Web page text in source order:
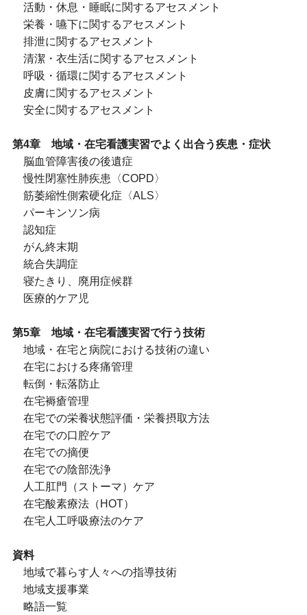
活動・休息・睡眠に関するアセスメント
栄養・嚥下に関するアセスメント
排泄に関するアセスメント
清潔・衣生活に関するアセスメント
呼吸・循環に関するアセスメント
皮膚に関するアセスメント
安全に関するアセスメント
第4章 地域・在宅看護実習でよく出合う疾患・症状
脳血管障害後の後遺症
慢性閉塞性肺疾患〈COPD〉
筋萎縮性側索硬化症〈ALS〉
パーキンソン病
認知症
がん終末期
統合失調症
寝たきり、廃用症候群
医療的ケア児
第5章 地域・在宅看護実習で行う技術
地域・在宅と病院における技術の違い
在宅における疼痛管理
転倒・転落防止
在宅褥瘡管理
在宅での栄養状態評価・栄養摂取方法
在宅での口腔ケア
在宅での摘便
在宅での陰部洗浄
人工肛門（ストーマ）ケア
在宅酸素療法（HOT）
在宅人工呼吸療法のケア
資料
地域で暮らす人々への指導技術
地域支援事業
略語一覧